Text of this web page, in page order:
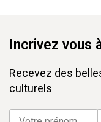
Incrivez vous
Recevez des
culturels